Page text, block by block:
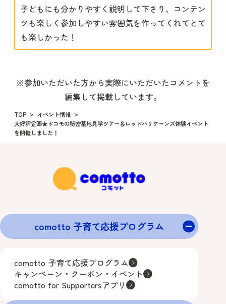
子どもにも分かりやすく説明して下さり、コンテン
ツも楽しく参加しやすい雰囲気を作ってくれてとて
も楽しかった！
※参加いただいた方から実際にいただいたコメントを
編集して掲載しています。
TOP
イベント情報
大好評企画★ドコモの秘密基地見学ツアー＆レッドハリケーンズ体験イベント
を開催しました！
comotto 子育て応援プログラム
comotto 子育て応援プログラム
キャンペーン・クーポン・イベント
comotto for Supportersアプリ